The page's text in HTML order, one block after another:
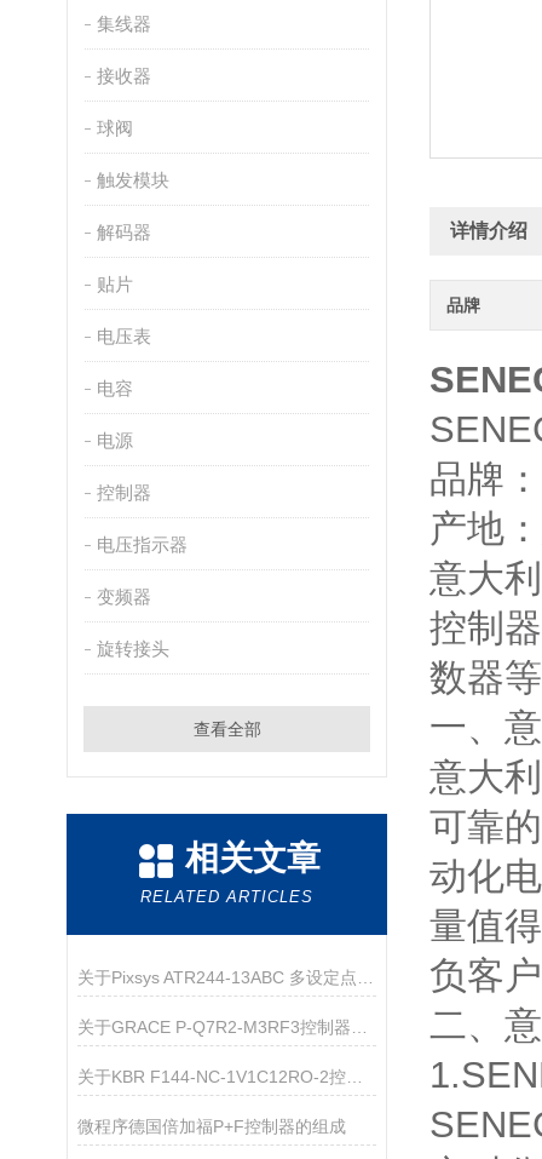
集线器
接收器
球阀
触发模块
解码器
贴片
电压表
电容
电源
控制器
电压指示器
变频器
旋转接头
查看全部
相关文章
RELATED ARTICLES
关于KBR F144-NC-1V1C12RO-2控制器的产品介绍
微程序德国倍加福P+F控制器的组成
详情介绍
品牌
品牌
产地
意大
控制
数器
一、
意大
可靠
动化
量值
负客
二、